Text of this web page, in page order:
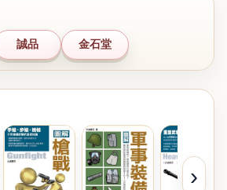
誠品 金石堂
›